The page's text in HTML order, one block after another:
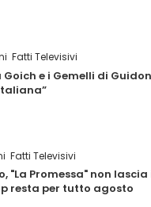
Fatti Televisivi
Goich e i Gemelli di
Fatti Televisivi
"La Promessa" non
resta per tutto agosto